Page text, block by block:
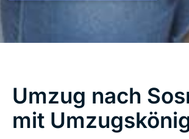
Umzug nach
mit